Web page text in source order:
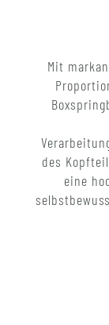
Mit
des
eine